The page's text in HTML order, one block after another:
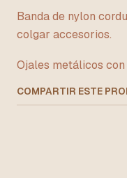
Banda de nylon
colgar accesorios.
Ojales metálicos
COMPARTIR ESTE